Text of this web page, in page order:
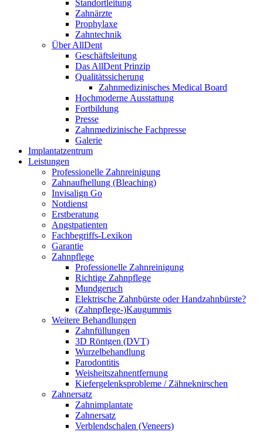
Standortleitung
Zahnärzte
Prophylaxe
Zahntechnik
Über AllDent
Geschäftsleitung
Das AllDent Prinzip
Qualitätssicherung
Zahnmedizinisches Medical Board
Hochmoderne Ausstattung
Fortbildung
Presse
Zahnmedizinische Fachpresse
Galerie
Implantatzentrum
Leistungen
Professionelle Zahnreinigung
Zahnaufhellung (Bleaching)
Invisalign Go
Notdienst
Erstberatung
Angstpatienten
Fachbegriffs-Lexikon
Garantie
Zahnpflege
Professionelle Zahnreinigung
Richtige Zahnpflege
Mundgeruch
Elektrische Zahnbürste oder Handzahnbürste?
(Zahnpflege-)Kaugummis
Weitere Behandlungen
Zahnfüllungen
3D Röntgen (DVT)
Wurzelbehandlung
Parodontitis
Weisheitszahnentfernung
Kiefergelenksprobleme / Zähneknirschen
Zahnersatz
Zahnimplantate
Zahnersatz
Verblendschalen (Veneers)